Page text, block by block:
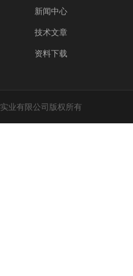
新闻中心
技术文章
资料下载
业有限公司版权所有